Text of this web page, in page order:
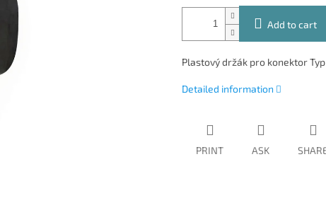
Add to cart
Plastový držák pro konektor
Detailed information
PRINT ASK